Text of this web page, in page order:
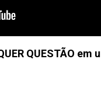
QUESTÃO em